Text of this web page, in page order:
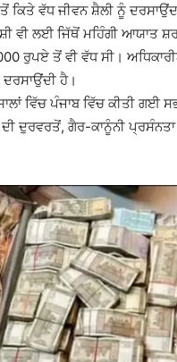
ਵੱਧ ਜੀਵਨ ਸ਼ੈਲੀ ਨੂੰ
ਵੀ ਲਈ ਜਿੱਥੋਂ ਮਹਿੰਗੀ ਆਯਾਤ
ਰੁਪਏ ਤੋਂ ਵੀ ਵੱਧ ਸੀ।
ਹੈ।
ਵਿੱਚ ਪੰਜਾਬ ਵਿੱਚ ਕੀਤੀ ਗਈ
ਦੁਰਵਰਤੋਂ, ਗੈਰ-ਕਾਨੂੰਨੀ